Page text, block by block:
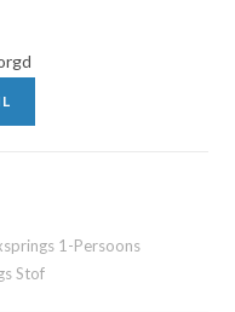
1-Persoons
Stof